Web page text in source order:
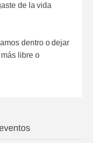
de la vida
dentro o dejar
libre o